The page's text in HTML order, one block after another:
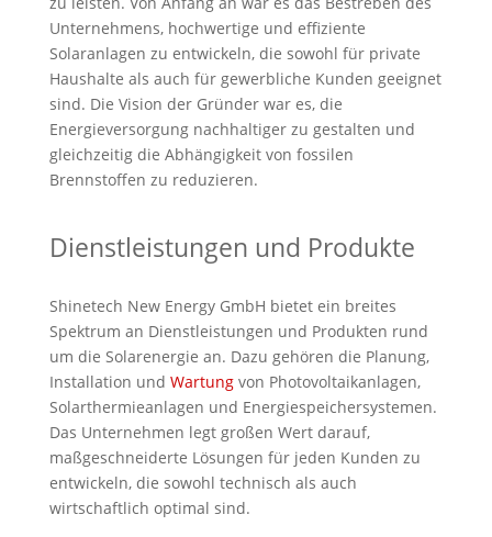
Unternehmens, hochwertige und effiziente
Solaranlagen zu entwickeln, die sowohl für private
Haushalte als auch für gewerbliche Kunden geeignet
sind. Die Vision der Gründer war es, die
Energieversorgung nachhaltiger zu gestalten und
gleichzeitig die Abhängigkeit von fossilen
Brennstoffen zu reduzieren.
Dienstleistungen und Produkte
Shinetech New Energy GmbH bietet ein breites
Spektrum an Dienstleistungen und Produkten rund
um die Solarenergie an. Dazu gehören die Planung,
Installation und Wartungvon Photovoltaikanlagen,
Solarthermieanlagen und Energiespeichersystemen.
Das Unternehmen legt großen Wert darauf,
maßgeschneiderte Lösungen für jeden Kunden zu
entwickeln, die sowohl technisch als auch
wirtschaftlich optimal sind.